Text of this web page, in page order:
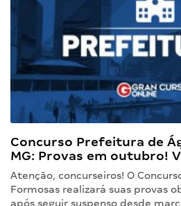
Concurso Prefeitura de
MG: Provas em outubro!
Atenção, concurseiros! O
Formosas realizará suas provas
após seguir suspenso desde